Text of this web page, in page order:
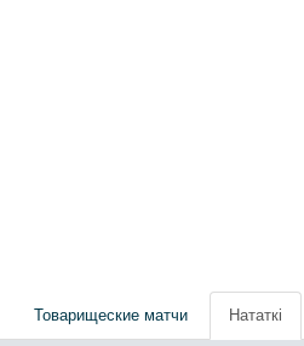
Товарищеские матчи Нататкі